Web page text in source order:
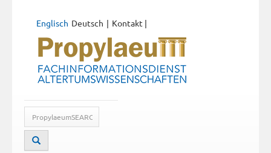
Deutsch
Englisch Kontakt |